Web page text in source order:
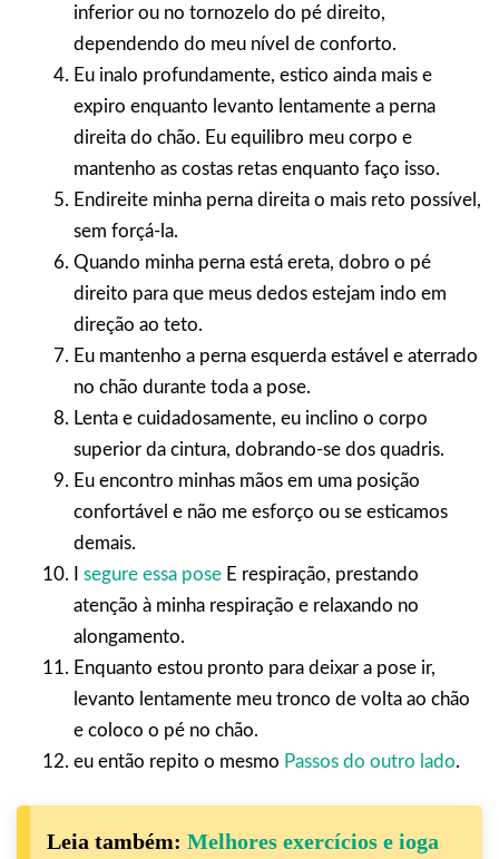
inferior ou no tornozelo do pé direito,
dependendo do meu nível de conforto.
Eu inalo profundamente, estico ainda mais e
expiro enquanto levanto lentamente a perna
direita do chão. Eu equilibro meu corpo e
mantenho as costas retas enquanto faço isso.
Endireite minha perna direita o mais reto possível,
sem forçá-la.
Quando minha perna está ereta, dobro o pé
direito para que meus dedos estejam indo em
direção ao teto.
Eu mantenho a perna esquerda estável e aterrado
no chão durante toda a pose.
Lenta e cuidadosamente, eu inclino o corpo
superior da cintura, dobrando-se dos quadris.
Eu encontro minhas mãos em uma posição
confortável e não me esforço ou se esticamos
demais.
segure essa pose E respiração, prestando
atenção à minha respiração e relaxando no
alongamento.
Enquanto estou pronto para deixar a pose ir,
levanto lentamente meu tronco de volta ao chão
e coloco o pé no chão.
eu então repito o mesmo Passos do outro lado.
Leia também: Melhores exercícios e ioga